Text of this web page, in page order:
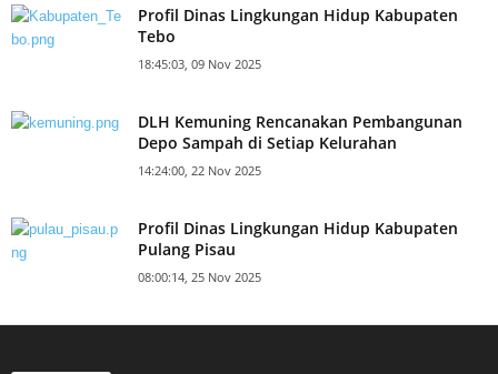
Profil Dinas Lingkungan Hidup Kabupaten
Tebo
18:45:03, 09 Nov 2025
DLH Kemuning Rencanakan Pembangunan
Depo Sampah di Setiap Kelurahan
14:24:00, 22 Nov 2025
Profil Dinas Lingkungan Hidup Kabupaten
Pulang Pisau
08:00:14, 25 Nov 2025